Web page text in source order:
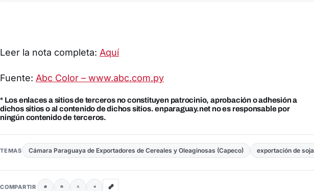
Leer la nota completa: Aquí
Fuente: Abc Color – www.abc.com.py
* Los enlaces a sitios de terceros no constituyen patrocinio, aprobación o adhesión a
dichos sitios o al contenido de dichos sitios. enparaguay.net no es responsable por
ningún contenido de terceros.
TEMAS Cámara Paraguaya de Exportadores de Cereales y Oleaginosas (Capeco) exportación de soja
COMPARTIR